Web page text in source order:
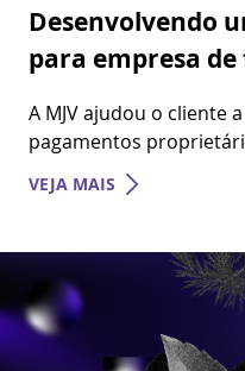
para empresa
A MJV ajudou o cliente
pagamentos proprietária
VEJA MAIS